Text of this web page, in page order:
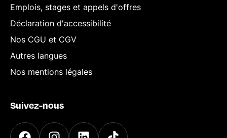
Emplois, stages et appels d'offres
Déclaration d'accessibilité
Nos CGU et CGV
Autres langues
Nos mentions légales
Suivez-nous